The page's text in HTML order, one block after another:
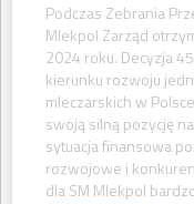
Podczas Zebrania
Mlekpol Zarząd
2024 roku. Decyzja
kierunku rozwoju
mleczarskich w
swoją silną pozycję
sytuacja finansowa
rozwojowe i
dla SM Mlekpol